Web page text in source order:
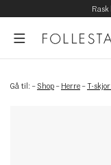
Gå til: – Shop – Herre –T-